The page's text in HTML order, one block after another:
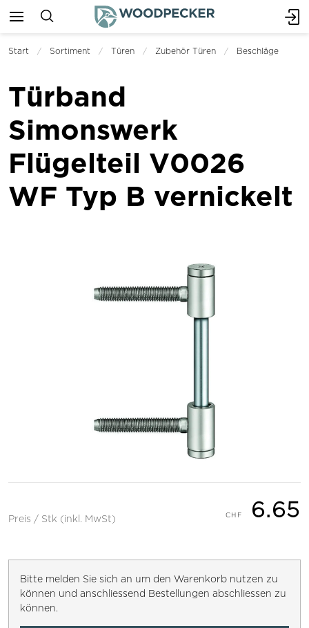
Start Sortiment Türen Zubehör Türen Beschläge
Türband
Simonswerk
Flügelteil V0026
WF Typ B vernickelt
Preis / Stk (inkl. MwSt) 6.65
Bitte melden Sie sich an um den Warenkorb nutzen zu
können und anschliessend Bestellungen abschliessen zu
können.